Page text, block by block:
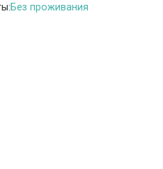
Без проживания